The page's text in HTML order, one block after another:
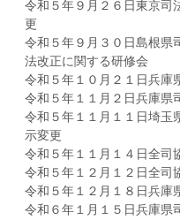
令和５年９月２６日東京
更
令和５年９月３０日島根
法改正に関する研修会
令和５年１０月２１日兵庫
令和５年１１月２日兵庫県
令和５年１１月１１日埼
示変更
令和５年１１月１４日全司
令和５年１２月１２日全司
令和５年１２月１８日兵庫
令和６年１月１５日兵庫